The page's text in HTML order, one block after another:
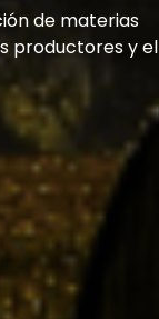
de materias
productores y el